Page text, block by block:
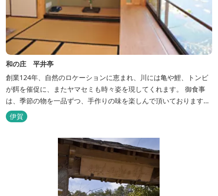
和の庄 平井亭
創業124年、自然のロケーションに恵まれ、川には亀や鯉、トンビ
が餌を催促に、またヤマセミも時々姿を現してくれます。 御食事
は、季節の物を一品ずつ、手作りの味を楽しんで頂いております。
（宿泊一日一組）
伊賀